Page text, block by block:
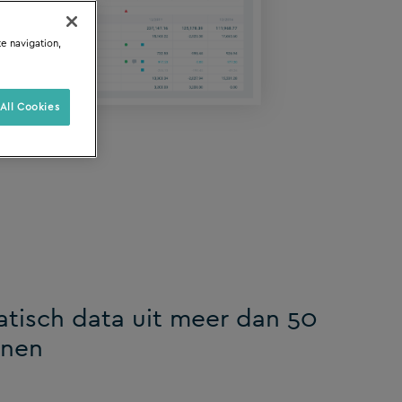
data uit meer dan 50
navigation,
Cookies